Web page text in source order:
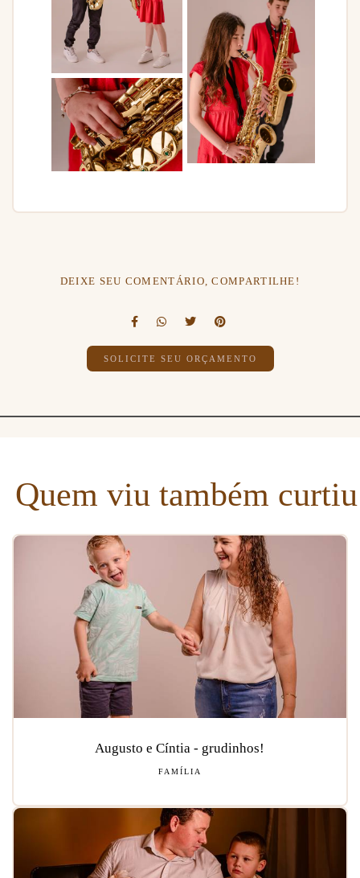
DEIXE SEU COMENTÁRIO, COMPARTILHE!
SOLICITE SEU ORÇAMENTO
Quem viu também curtiu
Augusto e Cíntia - grudinhos!
FAMÍLIA